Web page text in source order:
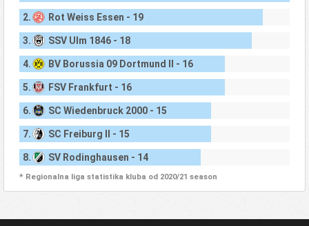
2. Rot Weiss Essen - 19
3. SSV Ulm 1846 - 18
4. BV Borussia 09 Dortmund II - 16
5. FSV Frankfurt - 16
6. SC Wiedenbruck 2000 - 15
7. SC Freiburg II - 15
8. SV Rodinghausen - 14
* Regionalna liga statistika kluba od 2020/21 season